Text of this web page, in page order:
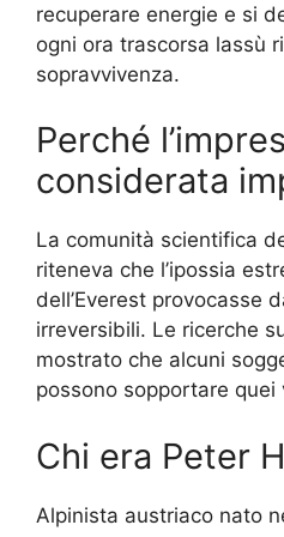
recuperare energie e si
ogni ora trascorsa lassù
sopravvivenza.
Perché
considerata
La comunità scientifica
riteneva che l’ipossia
dell’Everest provocasse
irreversibili. Le ricerche
mostrato che alcuni
possono sopportare quei
Chi era Peter
Alpinista austriaco nato